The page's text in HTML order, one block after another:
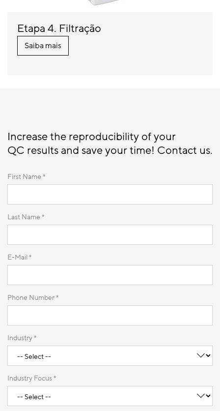
Etapa 4. Filtração
Saiba mais
Increase the reproducibility of your
QC results and save your time! Contact us.
First Name *
Last Name *
E-Mail *
Phone Number *
Industry *
Industry Focus *